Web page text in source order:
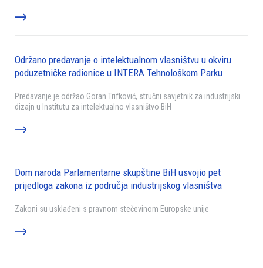
Održano predavanje o intelektualnom vlasništvu u okviru
poduzetničke radionice u INTERA Tehnološkom Parku
Predavanje je održao Goran Trifković, stručni savjetnik za industrijski
dizajn u Institutu za intelektualno vlasništvo BiH
Dom naroda Parlamentarne skupštine BiH usvojio pet
prijedloga zakona iz područja industrijskog vlasništva
Zakoni su usklađeni s pravnom stečevinom Europske unije